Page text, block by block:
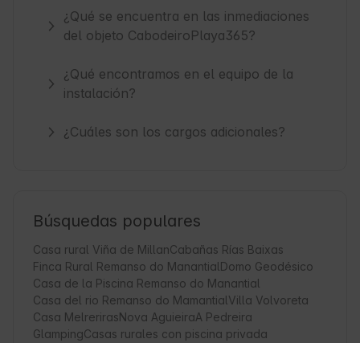
¿Qué se encuentra en las inmediaciones
del objeto CabodeiroPlaya365?
¿Qué encontramos en el equipo de la
instalación?
¿Cuáles son los cargos adicionales?
Búsquedas populares
Casa rural Viña de MillanCabañas Rías Baixas
Finca Rural Remanso do ManantialDomo Geodésico
Casa de la Piscina Remanso do Manantial
Casa del rio Remanso do MamantialVilla Volvoreta
Casa MelrerirasNova AguieiraA Pedreira
GlampingCasas rurales con piscina privada